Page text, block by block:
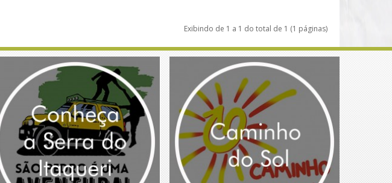
Exibindo de 1 a 1 do total de 1 (1 páginas)